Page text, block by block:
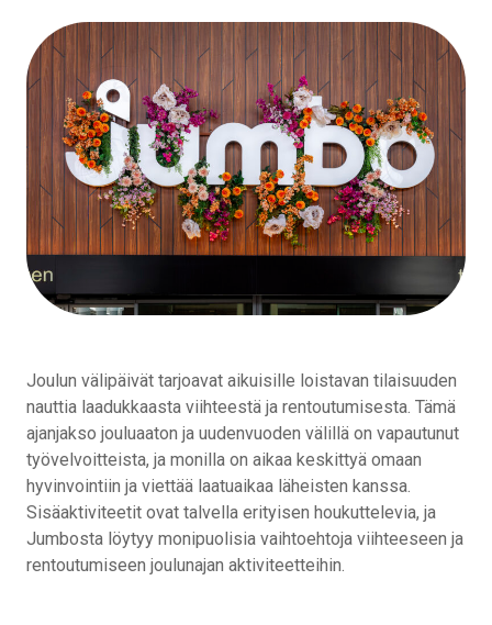
Joulun välipäivät tarjoavat aikuisille loistavan tilaisuuden
nauttia laadukkaasta viihteestä ja rentoutumisesta. Tämä
ajanjakso jouluaaton ja uudenvuoden välillä on vapautunut
työvelvoitteista, ja monilla on aikaa keskittyä omaan
hyvinvointiin ja viettää laatuaikaa läheisten kanssa.
Sisäaktiviteetit ovat talvella erityisen houkuttelevia, ja
Jumbosta löytyy monipuolisia vaihtoehtoja viihteeseen ja
rentoutumiseen joulunajan aktiviteetteihin.